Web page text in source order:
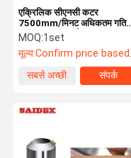
एक्रिलिक सीएनसी कटर
7500mm/मिनट अधिकतम गति
600*500mm टेबल आकार
24000rpm अधिकतम स्पिंडल
गति
MOQ:1set
मूल्य:Confirm price based on product
सबसे अच्छी
संपर्क